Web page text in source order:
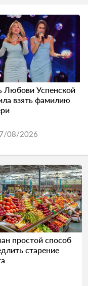
Любови Успенской
взять фамилию
08/2026
простой способ
старение